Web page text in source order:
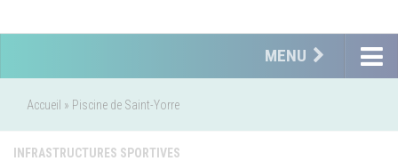
MENU
Accueil » Piscine de Saint-Yorre
INFRASTRUCTURES SPORTIVES